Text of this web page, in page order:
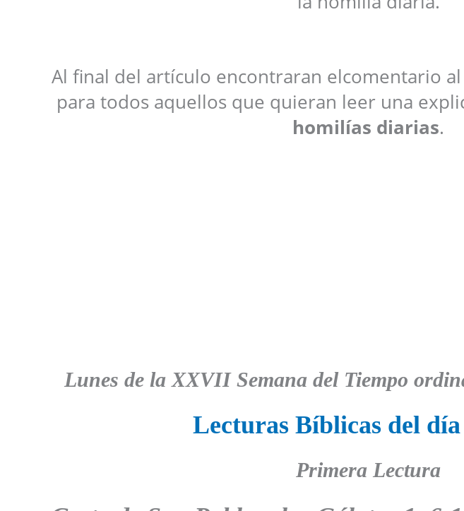
Al final del artículo encontraran elcomentario al
para todos aquellos que quieran leer una
homilías diarias.
Lunes de la XXVII Semana del Tiempo
Lecturas Bíblicas del
Primera Lectura